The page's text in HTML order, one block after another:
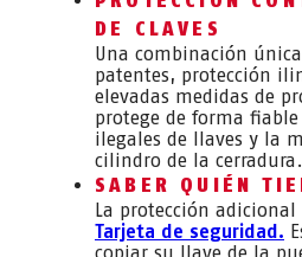
DE CLAVES
Una combinación
patentes, protección
elevadas medidas de
protege de forma
ilegales de llaves y la
cilindro de la cerradura.
SABER QUIÉN
La protección
Tarjeta de seguridad.